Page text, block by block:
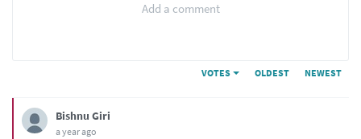
Add a comment
VOTES OLDEST NEWEST
Bishnu Giri
a year ago